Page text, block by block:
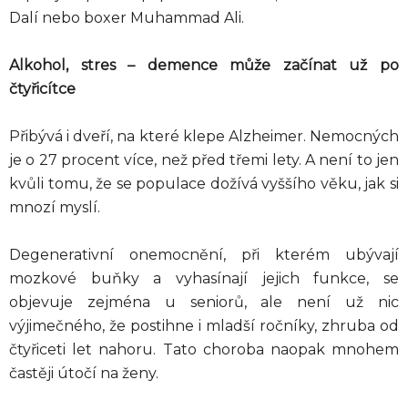
Dalí nebo boxer Muhammad Ali.
Alkohol, stres – demence může začínat už po
čtyřicítce
Přibývá i dveří, na které klepe Alzheimer. Nemocných
je o 27 procent více, než před třemi lety. A není to jen
kvůli tomu, že se populace dožívá vyššího věku, jak si
mnozí myslí.
Degenerativní onemocnění, při kterém ubývají
mozkové buňky a vyhasínají jejich funkce, se
objevuje zejména u seniorů, ale není už nic
výjimečného, že postihne i mladší ročníky, zhruba od
čtyřiceti let nahoru. Tato choroba naopak mnohem
častěji útočí na ženy.